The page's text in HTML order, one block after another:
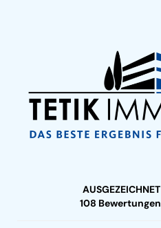
AUSGEZEICHNET
108 Bewertungen